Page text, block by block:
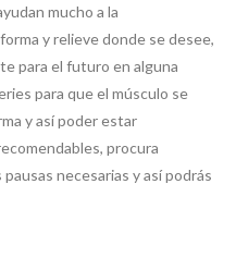
mucho a la
y relieve donde se desee,
para el futuro en alguna
para que el músculo se
y así poder estar
procura
necesarias y así podrás